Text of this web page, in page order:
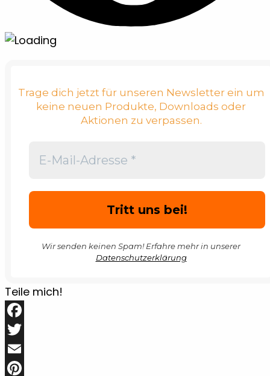
Trage dich jetzt für unseren Newsletter ein um
keine neuen Produkte, Downloads oder
Aktionen zu verpassen.
Wir senden keinen Spam! Erfahre mehr in unserer
Datenschutzerklärung
Teile mich!
Facebook
Twitter
Email